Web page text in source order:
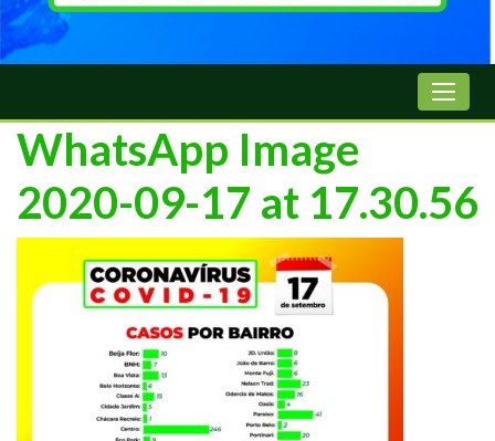
WhatsApp Image
2020-09-17 at 17.30.56